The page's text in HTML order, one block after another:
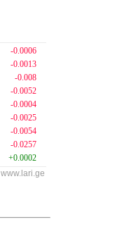
-0.0006
-0.0013
-0.008
-0.0052
-0.0004
-0.0025
-0.0054
-0.0257
+0.0002
www.lari.ge